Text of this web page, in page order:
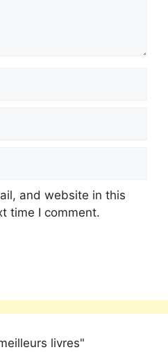
and website in this
time I comment.
livres"